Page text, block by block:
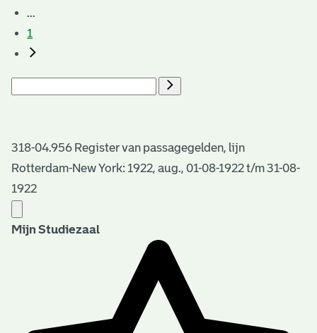
...
1
318-04.956 Register van passagegelden, lijn
Rotterdam-New York: 1922, aug., 01-08-1922 t/m 31-08-
1922
Mijn Studiezaal